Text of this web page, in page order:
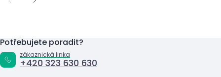
Potřebujete poradit?
zákaznická linka
+420 323 630 630